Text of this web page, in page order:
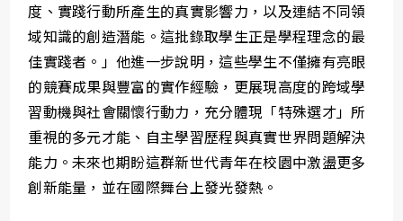
度、實踐行動所產生的真實影響力，以及連結不同領
域知識的創造潛能。這批錄取學生正是學程理念的最
佳實踐者。」他進一步說明，這些學生不僅擁有亮眼
的競賽成果與豐富的實作經驗，更展現高度的跨域學
習動機與社會關懷行動力，充分體現「特殊選才」所
重視的多元才能、自主學習歷程與真實世界問題解決
能力。未來也期盼這群新世代青年在校園中激盪更多
創新能量，並在國際舞台上發光發熱。